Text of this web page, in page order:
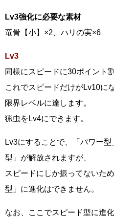
Lv3強化に必要な素材
竜骨【小】×2、ハリの実×6
Lv3
同様にスピードに30ポイント
これでスピードだけがLv10に
限界レベルに達します。
猟虫をLv4にできます。
Lv3にすることで、「パワー
型」が解放されますが、
スピードにしか振ってないた
型」に進化はできません。
なお、ここでスピード型に進